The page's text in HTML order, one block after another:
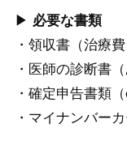
▶ 必要な書類
・領収書（治療
・医師の診断書
・確定申告書類
・マイナンバー